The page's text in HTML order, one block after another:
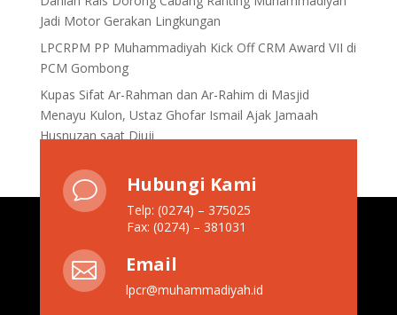
Jadi Motor Gerakan Lingkungan
LPCRPM PP Muhammadiyah Kick Off CRM Award VII di
PCM Gombong
Kupas Sifat Ar-Rahman dan Ar-Rahim di Masjid
Menayu Kulon, Ustaz Ghofar Ismail Ajak Jamaah
Husnuzan saat Diuji
v Hubungi Kami
Telp: (0274) – 375025
Fax: (0274) – 381031
 Email
lpcr@muhammadiyah.id